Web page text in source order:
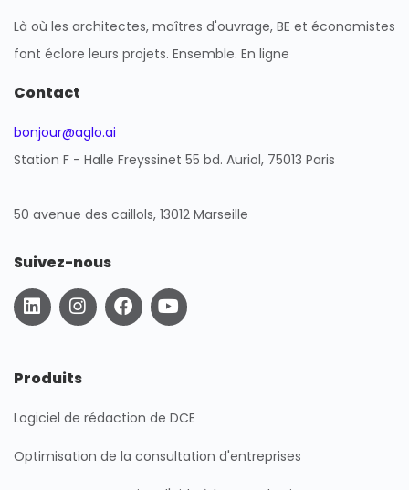
Là où les architectes, maîtres d'ouvrage, BE et économistes
font éclore leurs projets. Ensemble. En ligne
Contact
bonjour@aglo.ai
Station F - Halle Freyssinet 55 bd. Auriol, 75013 Paris
50 avenue des caillols, 13012 Marseille
Suivez-nous
L
i
n
d
n
I
n
s
g
a
F
a
c
k
Y
o
u
Produits
Logiciel de rédaction de DCE
Optimisation de la consultation d'entreprises